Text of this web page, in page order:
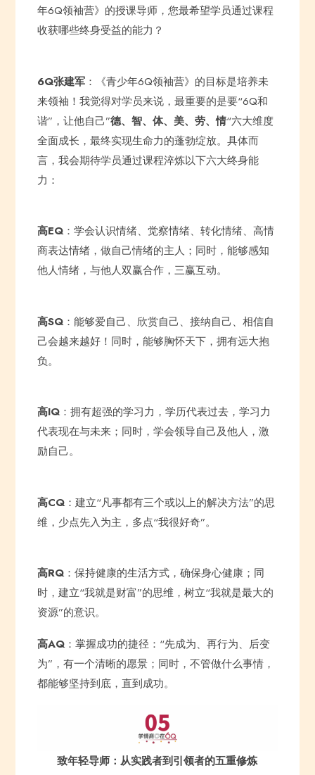
年6Q领袖营》的授课导师，您最希望学员通过课程
收获哪些终身受益的能力？
6Q张建军：《青少年6Q领袖营》的目标是培养未
来领袖！我觉得对学员来说，最重要的是要“6Q和
谐”，让他自己”德、智、体、美、劳、情“六大维度
全面成长，最终实现生命力的蓬勃绽放。具体而
言，我会期待学员通过课程淬炼以下六大终身能
力：
高EQ：学会认识情绪、觉察情绪、转化情绪、高情
商表达情绪，做自己情绪的主人；同时，能够感知
他人情绪，与他人双赢合作，三赢互动。
高SQ：能够爱自己、欣赏自己、接纳自己、相信自
己会越来越好！同时，能够胸怀天下，拥有远大抱
负。
高IQ：拥有超强的学习力，学历代表过去，学习力
代表现在与未来；同时，学会领导自己及他人，激
励自己。
高CQ：建立“凡事都有三个或以上的解决方法”的思
维，少点先入为主，多点“我很好奇”。
高RQ：保持健康的生活方式，确保身心健康；同
时，建立“我就是财富”的思维，树立“我就是最大的
资源”的意识。
高AQ：掌握成功的捷径：“先成为、再行为、后变
为”，有一个清晰的愿景；同时，不管做什么事情，
都能够坚持到底，直到成功。
致年轻导师：从实践者到引领者的五重修炼